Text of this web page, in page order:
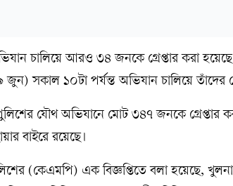
চালিয়ে আরও ৩৪ জনকে গ্রেপ্তার করা
সকাল ১০টা পর্যন্ত অভিযান চালিয়ে তাঁদের
যৌথ অভিযানে মোট ৩৪৭ জনকে গ্রেপ্তার
বাইরে রয়েছে।
(কেএমপি) এক বিজ্ঞপ্তিতে বলা হয়েছে,